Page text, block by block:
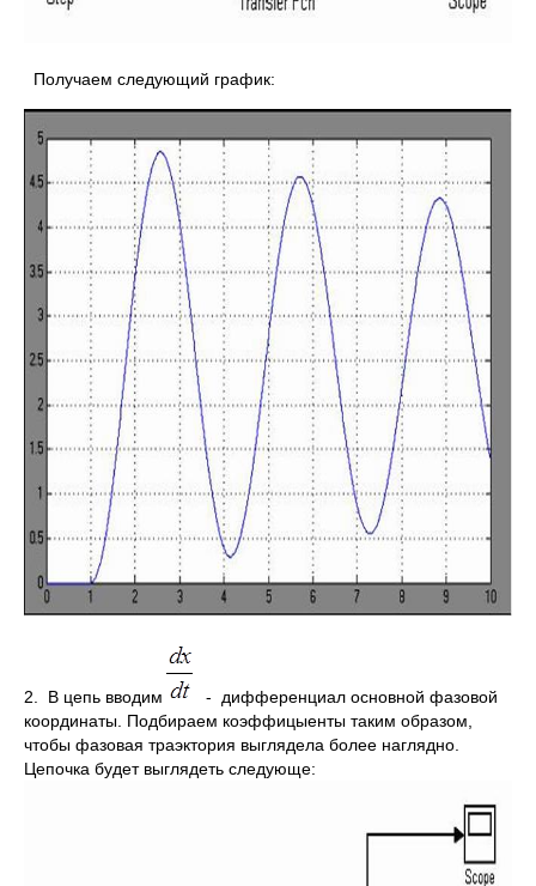
Получаем следующий график:
2. В цепь вводим
- дифференциал основной фазовой
координаты. Подбираем коэффицыенты таким образом,
чтобы фазовая траэктория выглядела более наглядно.
Цепочка будет выглядеть следующе: